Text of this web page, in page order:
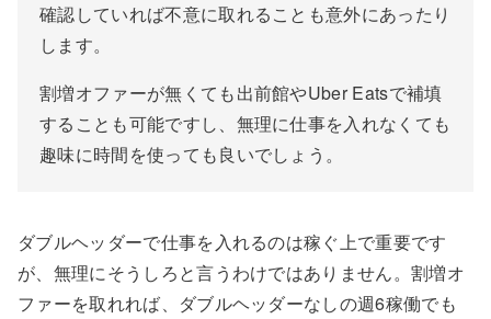
確認していれば不意に取れることも意外にあったり
します。
割増オファーが無くても出前館やUber Eatsで補填
することも可能ですし、無理に仕事を入れなくても
趣味に時間を使っても良いでしょう。
ダブルヘッダーで仕事を入れるのは稼ぐ上で重要です
が、無理にそうしろと言うわけではありません。割増オ
ファーを取れれば、ダブルヘッダーなしの週6稼働でも